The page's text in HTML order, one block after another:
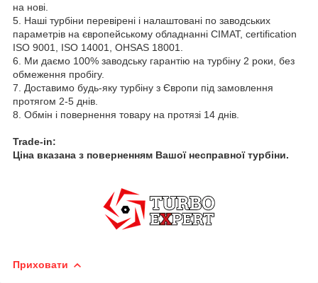
на нові.
5. Наші турбіни перевірені і налаштовані по заводських
параметрів на європейському обладнанні CIMAT, certification
ISO 9001, ISO 14001, OHSAS 18001.
6. Ми даємо 100% заводську гарантію на турбіну 2 роки, без
обмеження пробігу.
7. Доставимо будь-яку турбіну з Європи під замовлення
протягом 2-5 днів.
8. Обмін і повернення товару на протязі 14 днів.
Trade-in:
Ціна вказана з поверненням Вашої несправної турбіни.
Приховати